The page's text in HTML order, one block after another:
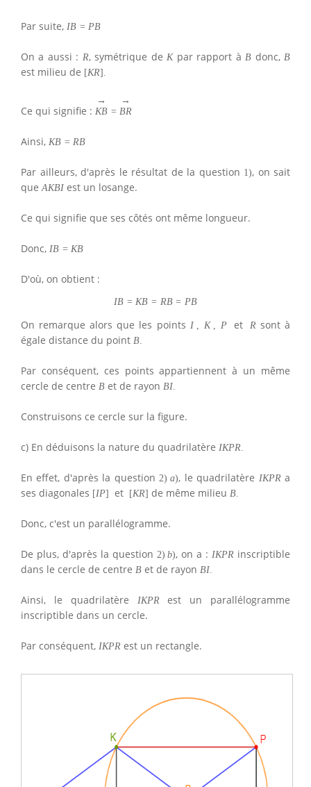
Par suite, IB = PB
On a aussi : R, symétrique deKpar rapport àB donc,B
est milieu de [KR] .
Ce qui signifie :
→
KB =
→
BR
Ainsi, KB = RB
Par ailleurs, d'après le résultat de la question 1), on sait
queAKBI est un losange.
Ce qui signifie que ses côtés ont même longueur.
Donc, IB = KB
D'où, on obtient :
IB = KB = RB = PB
On remarque alors que les points I , K , P et R sont à
égale distance du point B.
Par conséquent, ces points appartiennent à un même
cercle de centre B et de rayon BI.
Construisons ce cercle sur la figure.
c) En déduisons la nature du quadrilatère IKPR.
En effet, d'après la question2) a), le quadrilatère IKPR a
ses diagonales [IP] et [KR] de même milieu B.
Donc, c'est un parallélogramme.
De plus, d'après la question 2) b), on a :IKPR inscriptible
dans le cercle de centre B et de rayon BI.
Ainsi, le quadrilatère IKPR
est un parallélogramme
inscriptible dans un cercle.
Par conséquent, IKPR est un rectangle.